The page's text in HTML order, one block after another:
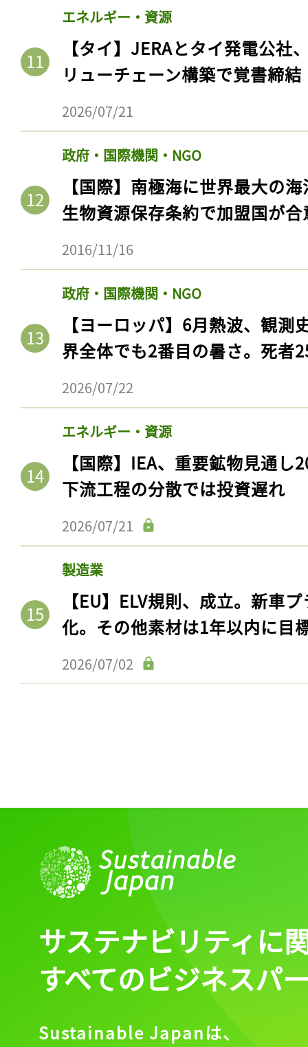
エネルギー・資源
【タイ】JERAとタイ発電公社
リューチェーン構築で覚書締結
2026/07/21
政府・国際機関・NGO
【国際】南極海に世界最大の
生物資源保存条約で加盟国が合
2016/11/16
政府・国際機関・NGO
【ヨーロッパ】6月熱波、観
界全体でも2番目の暑さ。死者
2026/07/22
エネルギー・資源
【国際】IEA、重要鉱物見通
下流工程の分散では投資遅れ
2026/07/21
製造業
【EU】ELV規則、成立。新車
化。その他素材は1年以内に目
2026/07/02
会員登録
サステナビリティに
すべてのビジネスパ
Sustainable Japanは、